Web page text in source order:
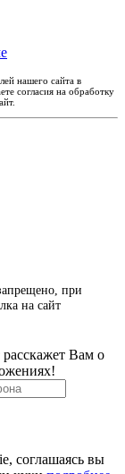
нашего сайта в
согласия на обработку
при
на сайт
Вам о
соглашаясь вы